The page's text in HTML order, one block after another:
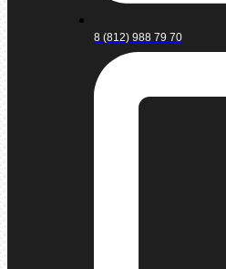
8 (812) 988 79 70